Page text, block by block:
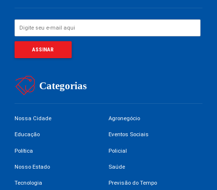
Categorias
Nossa Cidade Agronegócio
Educação Eventos Sociais
Política Policial
Nosso Estado Saúde
Tecnologia Previsão do Tempo